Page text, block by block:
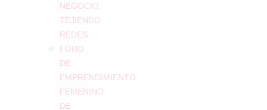
NEGOCIO:
TEJIENDO
REDES
FORO
DE
EMPRENDIMIENTO
FEMENINO
DE